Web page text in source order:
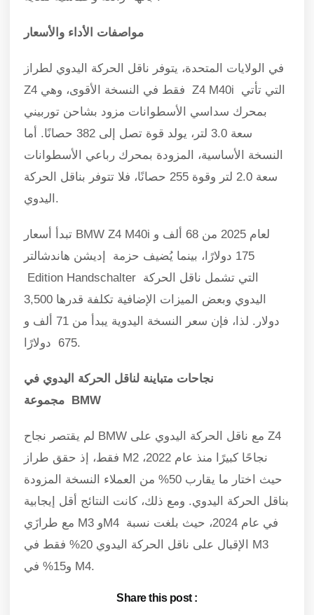
مواصفات الأداء والأسعار
في الولايات المتحدة، يتوفر ناقل الحركة اليدوي لطراز
Z4 فقط في النسخة الأقوى، وهي Z4 M40i التي تأتي
بمحرك سداسي الأسطوانات مزود بشاحن توربيني
سعة 3.0 لتر، يولد قوة تصل إلى 382 حصانًا. أما
النسخة الأساسية، المزودة بمحرك رباعي الأسطوانات
سعة 2.0 لتر وقوة 255 حصانًا، فلا تتوفر بناقل الحركة
اليدوي.
تبدأ أسعار BMW Z4 M40i لعام 2025 من 68 ألف و
175 دولارًا، بينما يُضيف حزمة إديشن هاندشالتر
Edition Handschalter التي تشمل ناقل الحركة
اليدوي وبعض الميزات الإضافية تكلفة قدرها 3,500
دولار. لذا، فإن سعر النسخة اليدوية يبدأ من 71 ألف و
675 دولارًا.
نجاحات متباينة لناقل الحركة اليدوي في
مجموعة BMW
لم يقتصر نجاح BMW مع ناقل الحركة اليدوي على Z4
فقط، إذ حقق طراز M2 نجاحًا كبيرًا منذ عام 2022،
حيث اختار ما يقارب 50% من العملاء النسخة المزودة
بناقل الحركة اليدوي. ومع ذلك، كانت النتائج أقل إيجابية
مع طرازَي M3 وM4 في عام 2024، حيث بلغت نسبة
الإقبال على ناقل الحركة اليدوي 20% فقط في M3
و15% في M4.
Share this post :